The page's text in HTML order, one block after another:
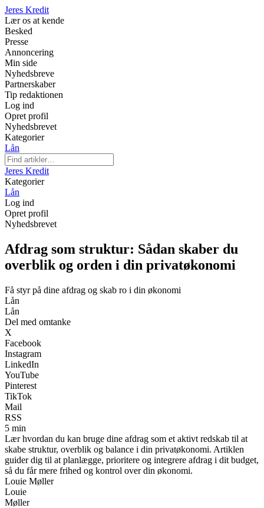
Jeres Kredit
Lær os at kende
Besked
Presse
Annoncering
Min side
Nyhedsbreve
Partnerskaber
Tip redaktionen
Log ind
Opret profil
Nyhedsbrevet
Kategorier
Lån
Jeres Kredit
Kategorier
Lån
Log ind
Opret profil
Nyhedsbrevet
Afdrag som struktur: Sådan skaber du
overblik og orden i din privatøkonomi
Få styr på dine afdrag og skab ro i din økonomi
Lån
Lån
Del med omtanke
X
Facebook
Instagram
LinkedIn
YouTube
Pinterest
TikTok
Mail
RSS
5 min
Lær hvordan du kan bruge dine afdrag som et aktivt redskab til at
skabe struktur, overblik og balance i din privatøkonomi. Artiklen
guider dig til at planlægge, prioritere og integrere afdrag i dit budget,
så du får mere frihed og kontrol over din økonomi.
Louie Møller
Louie
Møller